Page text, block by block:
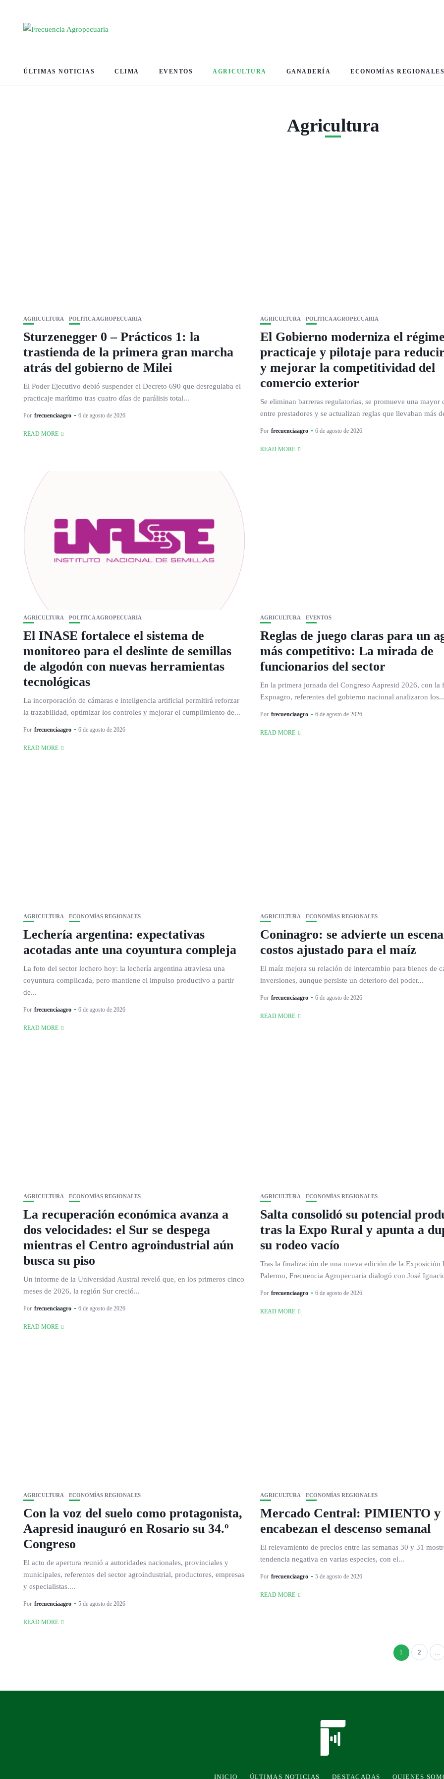
ÚLTIMAS NOTICIAS CLIMA EVENTOS AGRICULTURA GANADERÍA ECONOMÍAS REGIONALES
Agricultura
AGRICULTURA POLITICA AGROPECUARIA
Sturzenegger 0 – Prácticos 1: la
trastienda de la primera gran marcha
atrás del gobierno de Milei
El Poder Ejecutivo debió suspender el Decreto 690 que desregulaba el
practicaje marítimo tras cuatro días de parálisis total...
Por frecuenciaagro 6 de agosto de 2026
READ MORE
AGRICULTURA POLITICA AGROPECUARIA
El Gobierno moderniza el
practicaje y pilotaje para
y mejorar la competitividad del
comercio exterior
Se eliminan barreras regulatorias, se promueve una mayor
entre prestadores y se actualizan reglas que llevaban más
Por frecuenciaagro 6 de agosto de 2026
READ MORE
AGRICULTURA POLITICA AGROPECUARIA
El INASE fortalece el sistema de
monitoreo para el deslinte de semillas
de algodón con nuevas herramientas
tecnológicas
La incorporación de cámaras e inteligencia artificial permitirá reforzar
la trazabilidad, optimizar los controles y mejorar el cumplimiento de...
Por frecuenciaagro 6 de agosto de 2026
READ MORE
AGRICULTURA EVENTOS
Reglas de juego claras para un
más competitivo: La mirada de
funcionarios del sector
En la primera jornada del Congreso Aapresid 2026, con la
Expoagro, referentes del gobierno nacional analizaron
Por frecuenciaagro 6 de agosto de 2026
READ MORE
AGRICULTURA ECONOMÍAS REGIONALES
Lechería argentina: expectativas
acotadas ante una coyuntura compleja
La foto del sector lechero hoy: la lechería argentina atraviesa una
coyuntura complicada, pero mantiene el impulso productivo a partir
de...
Por frecuenciaagro 6 de agosto de 2026
READ MORE
AGRICULTURA ECONOMÍAS REGIONALES
Coninagro: se advierte un
costos ajustado para el maíz
El maíz mejora su relación de intercambio para bienes de
inversiones, aunque persiste un deterioro del poder...
Por frecuenciaagro 6 de agosto de 2026
READ MORE
AGRICULTURA ECONOMÍAS REGIONALES
La recuperación económica avanza a
dos velocidades: el Sur se despega
mientras el Centro agroindustrial aún
busca su piso
Un informe de la Universidad Austral reveló que, en los primeros cinco
meses de 2026, la región Sur creció...
Por frecuenciaagro 6 de agosto de 2026
READ MORE
AGRICULTURA ECONOMÍAS REGIONALES
Salta consolidó su potencial
tras la Expo Rural y apunta a
su rodeo vacío
Tras la finalización de una nueva edición de la Exposición
Palermo, Frecuencia Agropecuaria dialogó con José
Por frecuenciaagro 6 de agosto de 2026
READ MORE
AGRICULTURA ECONOMÍAS REGIONALES
Con la voz del suelo como protagonista,
Aapresid inauguró en Rosario su 34.º
Congreso
El acto de apertura reunió a autoridades nacionales, provinciales y
municipales, referentes del sector agroindustrial, productores, empresas
y especialistas....
Por frecuenciaagro 5 de agosto de 2026
READ MORE
AGRICULTURA ECONOMÍAS REGIONALES
Mercado Central: PIMIENTO y
encabezan el descenso semanal
El relevamiento de precios entre las semanas 30 y 31
tendencia negativa en varias especies, con el...
Por frecuenciaagro 5 de agosto de 2026
READ MORE
1 2 …
INICIO ÚLTIMAS NOTICIAS DESTACADAS QUIENES